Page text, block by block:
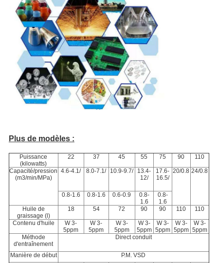
Plus de modèles :
Puissance
(kilowatts)
22 37 45 55 75 90 110
Capacité/pression
(m3/min/MPa)
4.6-4.1/ 8.0-7.1/ 10.9-9.7/
13.4-
12/
17.6-
16.5/
20/0.8 24/0.8
0.8-1.6 0.8-1.6 0.6-0.9
0.8-
1.6
0.8-
1.6
Huile de
graissage (l)
18 54 72 90 90 110 110
Contenu d'huile
W 3-
5ppm
W 3-
5ppm
W 3-
5ppm
W 3-
5ppm
W 3-
5ppm
W 3-
5ppm
W 3-
5ppm
Méthode
d'entraînement
Direct conduit
Manière de début P.M.VSD